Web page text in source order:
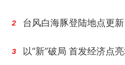
2 台风白海豚登陆地点更新
3